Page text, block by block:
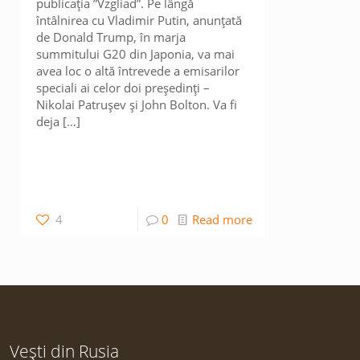
publicația ”Vzgliad”. Pe lângă
întâlnirea cu Vladimir Putin, anunțată
de Donald Trump, în marja
summitului G20 din Japonia, va mai
avea loc o altă întrevede a emisarilor
speciali ai celor doi președinți –
Nikolai Patrușev și John Bolton. Va fi
deja […]
4 0 Read more
Vești din Rusia